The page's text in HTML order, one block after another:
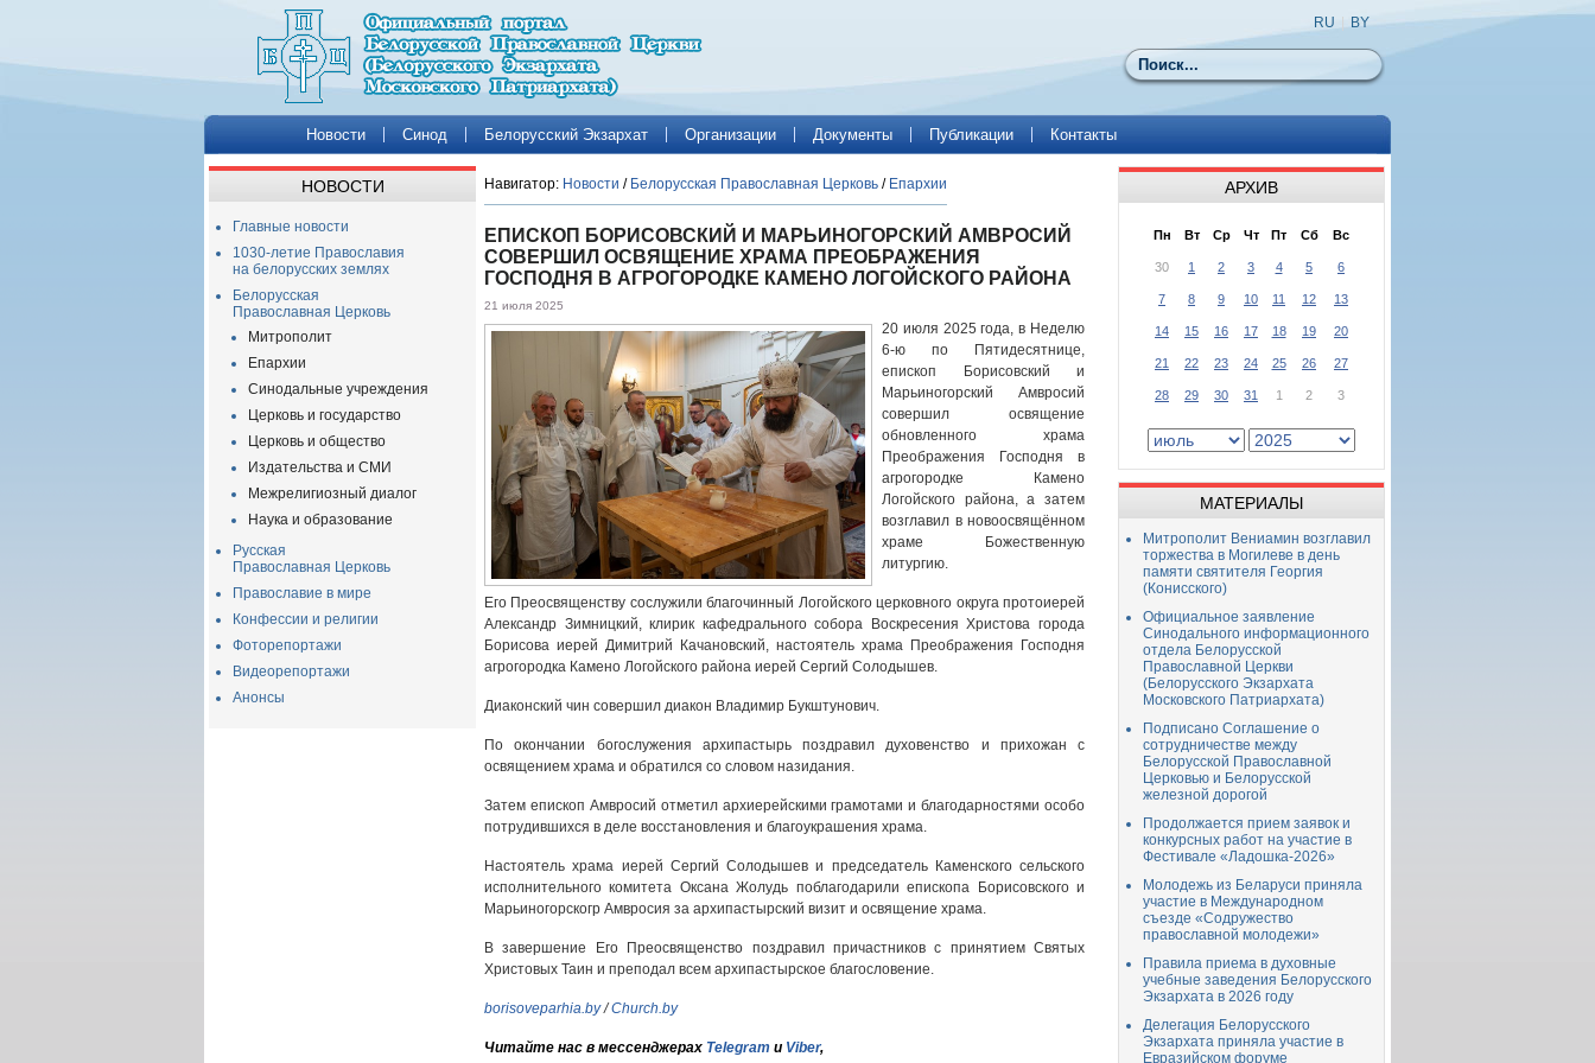
Поиск
RU BY
Новости Синод Белорусский Экзархат Организации Документы Публикации Контакты
НОВОСТИ
Главные новости
1030-летие Православия
на белорусских землях
Белорусская
Православная Церковь
Митрополит
Епархии
Синодальные учреждения
Церковь и государство
Церковь и общество
Издательства и СМИ
Межрелигиозный диалог
Наука и образование
Русская
Православная Церковь
Православие в мире
Конфессии и религии
Фоторепортажи
Видеорепортажи
Анонсы
Навигатор: Новости / Белорусская Православная Церковь / Епархии
ЕПИСКОП БОРИСОВСКИЙ И МАРЬИНОГОРСКИЙ АМВРОСИЙ
СОВЕРШИЛ ОСВЯЩЕНИЕ ХРАМА ПРЕОБРАЖЕНИЯ
ГОСПОДНЯ В АГРОГОРОДКЕ КАМЕНО ЛОГОЙСКОГО РАЙОНА
21 июля 2025
20 июля 2025 года, в Неделю
6-ю по Пятидесятнице,
епископ Борисовский и
Марьиногорский Амвросий
совершил освящение
обновленного храма
Преображения Господня в
агрогородке Камено
Логойского района, а затем
возглавил в новоосвящённом
храме Божественную
литургию.
Его Преосвященству сослужили благочинный Логойского церковного округа протоиерей
Александр Зимницкий, клирик кафедрального собора Воскресения Христова города
Борисова иерей Димитрий Качановский, настоятель храма Преображения Господня
агрогородка Камено Логойского района иерей Сергий Солодышев.
Диаконский чин совершил диакон Владимир Букштунович.
По окончании богослужения архипастырь поздравил духовенство и прихожан с
освящением храма и обратился со словом назидания.
Затем епископ Амвросий отметил архиерейскими грамотами и благодарностями особо
потрудившихся в деле восстановления и благоукрашения храма.
Настоятель храма иерей Сергий Солодышев и председатель Каменского сельского
исполнительного комитета Оксана Жолудь поблагодарили епископа Борисовского и
Марьиногорскогр Амвросия за архипастырский визит и освящение храма.
В завершение Его Преосвященство поздравил причастников с принятием Святых
Христовых Таин и преподал всем архипастырское благословение.
borisoveparhia.by/Church.by
Читайте нас в мессенджерах Telegram и Viber,
АРХИВ
Пн Вт Ср Чт Пт Сб Вс
30 1 2 3 4 5 6
7 8 9 10 11 12 13
14 15 16 17 18 19 20
21 22 23 24 25 26 27
28 29 30 31 1 2 3
МАТЕРИАЛЫ
Митрополит Вениамин возглавил
торжества в Могилеве в день
памяти святителя Георгия
(Конисского)
Официальное заявление
Синодального информационного
отдела Белорусской
Православной Церкви
(Белорусского Экзархата
Московского Патриархата)
Подписано Соглашение о
сотрудничестве между
Белорусской Православной
Церковью и Белорусской
железной дорогой
Продолжается прием заявок и
конкурсных работ на участие в
Фестивале «Ладошка-2026»
Молодежь из Беларуси приняла
участие в Международном
съезде «Содружество
православной молодежи»
Правила приема в духовные
учебные заведения Белорусского
Экзархата в 2026 году
Делегация Белорусского
Экзархата приняла участие в
Евразийском форуме